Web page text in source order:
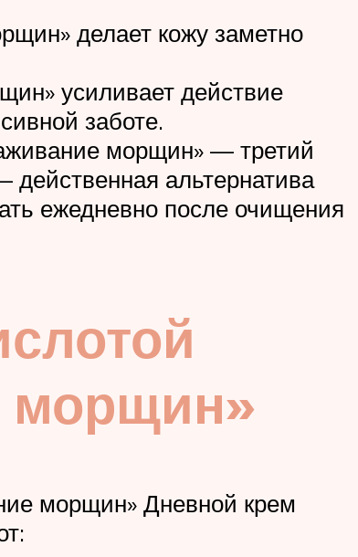
делает кожу заметно
усиливает действие
заботе.
морщин» — третий
действенная альтернатива
ежедневно после очищения
морщин»
морщин» Дневной крем